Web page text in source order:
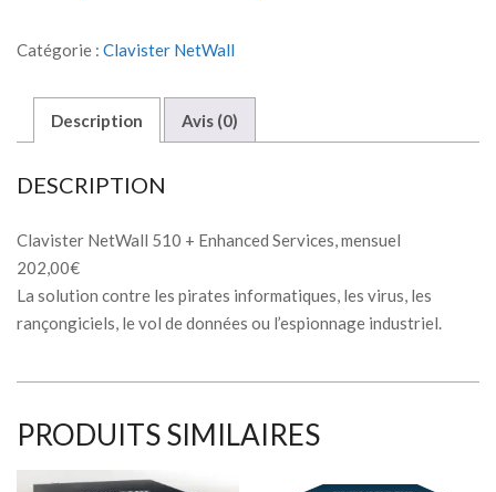
Catégorie : Clavister NetWall
Description Avis (0)
DESCRIPTION
Clavister NetWall 510 + Enhanced Services, mensuel
202,00€
La solution contre les pirates informatiques, les virus, les
rançongiciels, le vol de données ou l’espionnage industriel.
PRODUITS SIMILAIRES